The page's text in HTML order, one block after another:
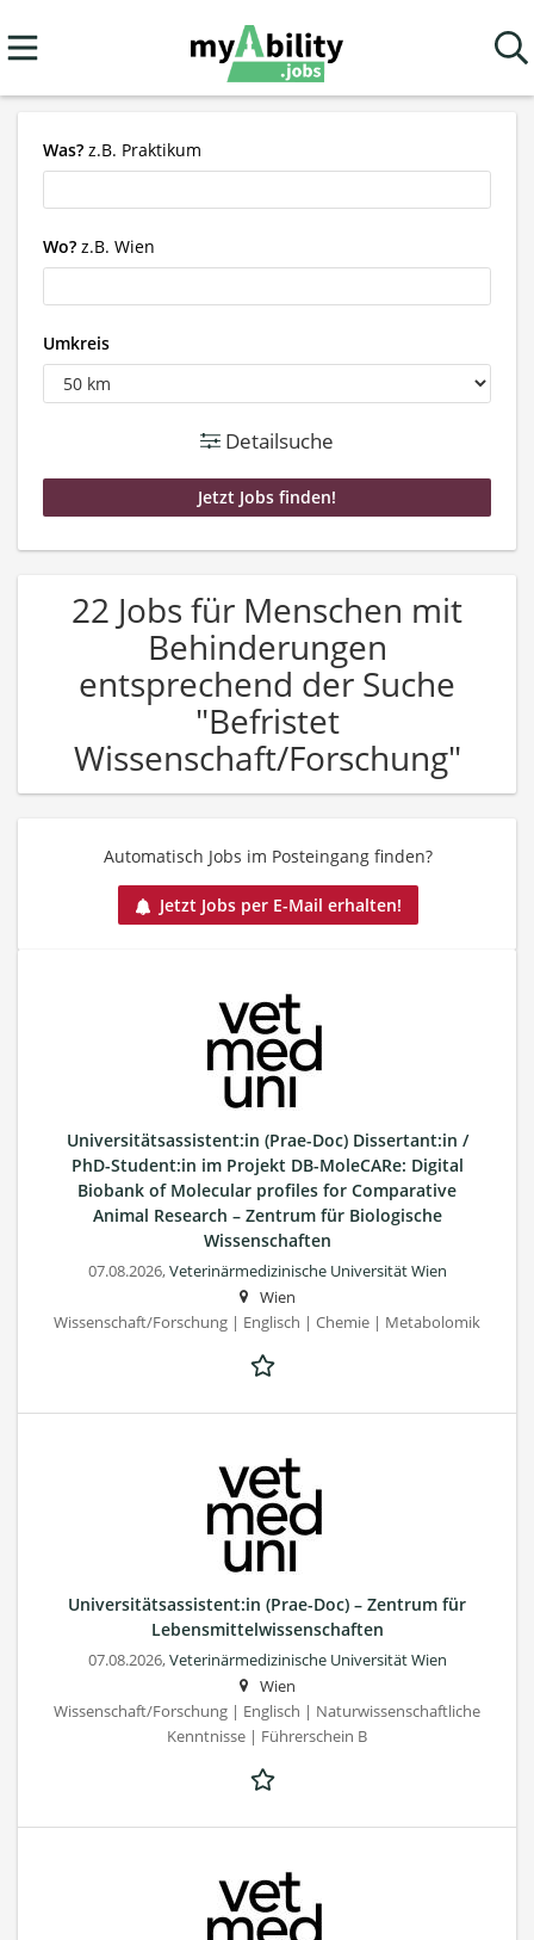
Was? z.B. Praktikum
Wo? z.B. Wien
Umkreis
Detailsuche
22 Jobs für Menschen mit
Behinderungen
entsprechend der Suche
"Befristet
Wissenschaft/Forschung"
Automatisch Jobs im Posteingang finden?
Jetzt Jobs per E-Mail erhalten!
Universitätsassistent:in (Prae-Doc) Dissertant:in /
PhD-Student:in im Projekt DB-MoleCARe: Digital
Biobank of Molecular profiles for Comparative
Animal Research – Zentrum für Biologische
Wissenschaften
07.08.2026,Veterinärmedizinische Universität Wien
Wien
Wissenschaft/Forschung | Englisch | Chemie | Metabolomik
Universitätsassistent:in (Prae-Doc) – Zentrum für
Lebensmittelwissenschaften
07.08.2026,Veterinärmedizinische Universität Wien
Wien
Wissenschaft/Forschung | Englisch | Naturwissenschaftliche
Kenntnisse | Führerschein B